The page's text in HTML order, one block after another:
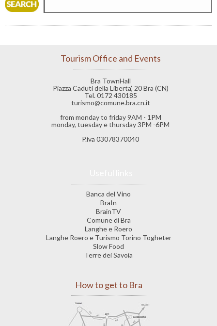
Tourism Office and Events
Bra TownHall
Piazza Caduti della Liberta’, 20 Bra (CN)
Tel. 0172 430185
turismo@comune.bra.cn.it
from monday to friday 9AM - 1PM
monday, tuesday e thursday 3PM -6PM
P.iva 03078370040
Banca del Vino
BraIn
BrainTV
Comune di Bra
Langhe e Roero
Langhe Roero e Turismo Torino Togheter
Slow Food
Terre dei Savoia
How to get to Bra